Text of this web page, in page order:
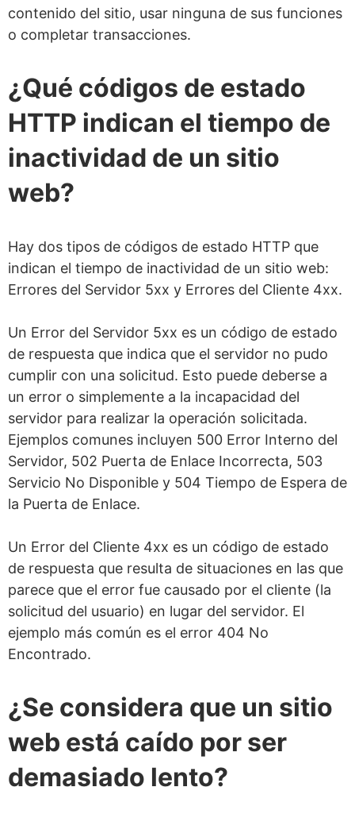
contenido del sitio, usar ninguna de sus funciones
o completar transacciones.
¿Qué códigos de estado
HTTP indican el tiempo de
inactividad de un sitio
web?
Hay dos tipos de códigos de estado HTTP que
indican el tiempo de inactividad de un sitio web:
Errores del Servidor 5xx y Errores del Cliente 4xx.
Un Error del Servidor 5xx es un código de estado
de respuesta que indica que el servidor no pudo
cumplir con una solicitud. Esto puede deberse a
un error o simplemente a la incapacidad del
servidor para realizar la operación solicitada.
Ejemplos comunes incluyen 500 Error Interno del
Servidor, 502 Puerta de Enlace Incorrecta, 503
Servicio No Disponible y 504 Tiempo de Espera de
la Puerta de Enlace.
Un Error del Cliente 4xx es un código de estado
de respuesta que resulta de situaciones en las que
parece que el error fue causado por el cliente (la
solicitud del usuario) en lugar del servidor. El
ejemplo más común es el error 404 No
Encontrado.
¿Se considera que un sitio
web está caído por ser
demasiado lento?